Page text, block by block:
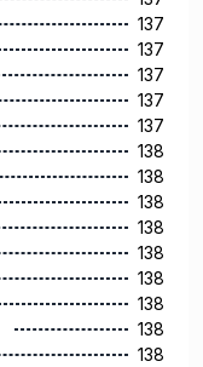
137
137
137
137
137
138
138
138
138
138
138
138
138
138